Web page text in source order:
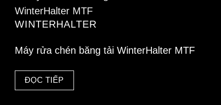
WINTERHALTER
Máy rửa chén băng tải WinterHalter MTF
ĐỌC TIẾP